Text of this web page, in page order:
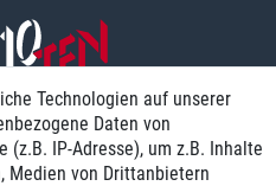
Technologien auf unserer
Daten von
(z.B. IP-Adresse), um z.B. Inhalte
Medien von Drittanbietern